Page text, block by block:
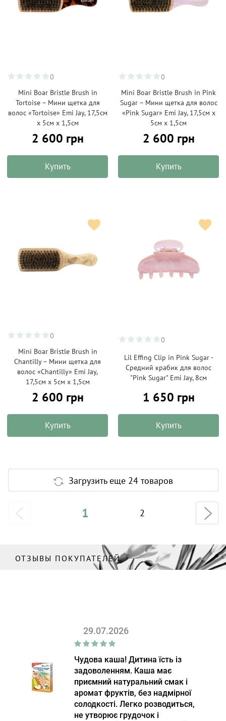
0
Mini Boar Bristle Brush in
Tortoise – Мини щетка для
волос «Tortoise» Emi Jay, 17,5см
х 5см х 1,5см
2 600 грн
Купить
0
Mini Boar Bristle Brush in Pink
Sugar – Мини щетка для волос
«Pink Sugar» Emi Jay, 17,5см х
5см х 1,5см
2 600 грн
Купить
0
Mini Boar Bristle Brush in
Chantilly – Мини щетка для
волос «Chantilly» Emi Jay,
17,5см х 5см х 1,5см
2 600 грн
Купить
0
Lil Effing Clip in Pink Sugar -
Средний крабик для волос
"Pink Sugar" Emi Jay, 8см
1 650 грн
Купить
Загрузить еще 24 товаров
1 2
ОТЗЫВЫ ПОКУПАТЕЛЕЙ
29.07.2026
Чудова каша! Дитина їсть із
задоволенням. Каша має
приємний натуральний смак і
аромат фруктів, без надмірної
солодкості. Легко розводиться,
не утворює грудочок і